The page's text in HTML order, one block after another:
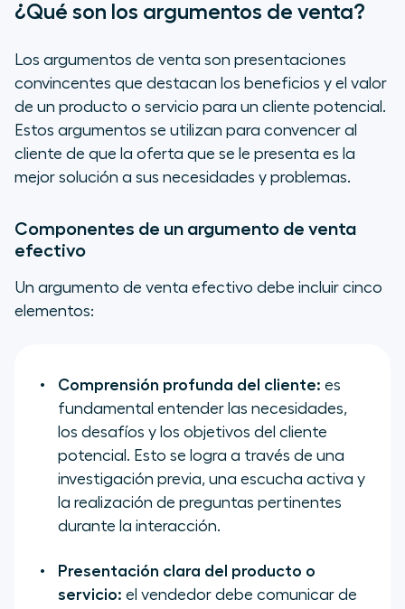
adaptados al producto
Habilidades complementarias para
el éxito en ventas
Herramientas tecnológicas para
Haz despegar tus ventas con una
centralita en la nube
¿Qué son los argumentos de venta?
Los argumentos de venta son presentaciones
convincentes que destacan los beneficios y el valor
de un producto o servicio para un cliente potencial.
Estos argumentos se utilizan para convencer al
cliente de que la oferta que se le presenta es la
mejor solución a sus necesidades y problemas.
Componentes de un argumento de venta
efectivo
Un argumento de venta efectivo debe incluir cinco
elementos:
Comprensión profunda del cliente: es
fundamental entender las necesidades,
los desafíos y los objetivos del cliente
potencial. Esto se logra a través de una
investigación previa, una escucha activa y
la realización de preguntas pertinentes
durante la interacción.
Presentación clara del producto o
servicio: el vendedor debe comunicar de